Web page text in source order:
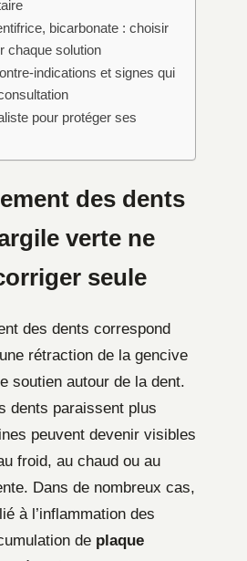
bicarbonate : choisir
chaque solution
indications et signes qui
pour protéger ses
des dents
verte ne
seule
des dents correspond
rétraction de la gencive
soutien autour de la dent.
dents paraissent plus
peuvent devenir visibles
froid, au chaud ou au
Dans de nombreux cas,
à l’inflammation des
de plaque